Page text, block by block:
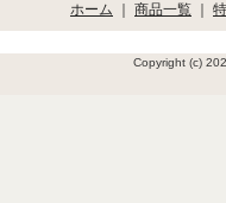
ホーム ｜ 商品一覧 ｜
Copyright (c)